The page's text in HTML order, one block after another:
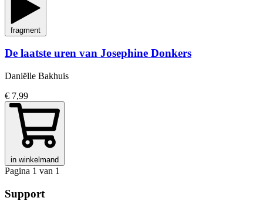
fragment
De laatste uren van Josephine Donkers
Daniëlle Bakhuis
€ 7,99
in winkelmand
Pagina 1 van 1
Support